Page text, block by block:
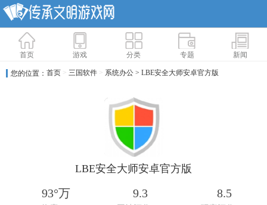
首页 游戏 分类 专题 新闻
您的位置： 首页 > 三国软件 > 系统办公 > LBE安全大师安卓官方版
LBE安全大师安卓官方版
93°万 9.3 8.5